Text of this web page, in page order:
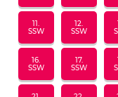
11.
SSW
12.
SSW
16.
SSW
17.
SSW